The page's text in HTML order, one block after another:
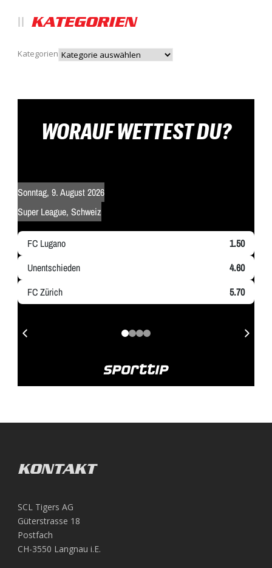
KATEGORIEN
Kategorien
KONTAKT
SCL Tigers AG
Güterstrasse 18
Postfach
CH-3550 Langnau i.E.